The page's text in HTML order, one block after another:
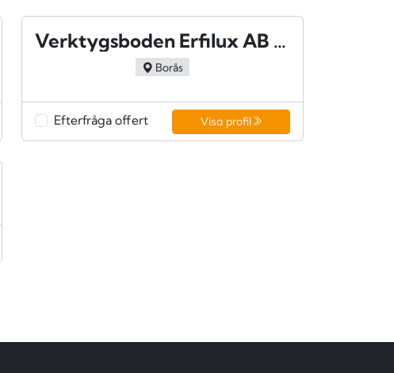
Verktygsboden Erfilux AB - Borås
Borås
Efterfråga offert Visa profil